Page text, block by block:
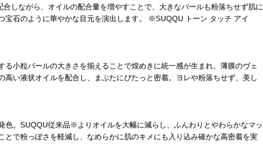
しながら、オイルの配合量を増やすことで、大きなパールも粉落ちせず肌に
宝石のように華やかな目元を演出します。 ※SUQQU トーン タッチ アイ
る小粒パールの大きさを揃えることで煌めきに統一感が生まれ、薄膜のヴェ
い液状オイルを配合し、まぶたにぴたっと密着。ヨレや粉落ちせず、美し
色。SUQQU従来品※よりオイルを大幅に減らし、ふんわりとやわらかなマッ
とで粉っぽさを軽減し、なめらかに肌のキメにも入り込み確かな高密着を実